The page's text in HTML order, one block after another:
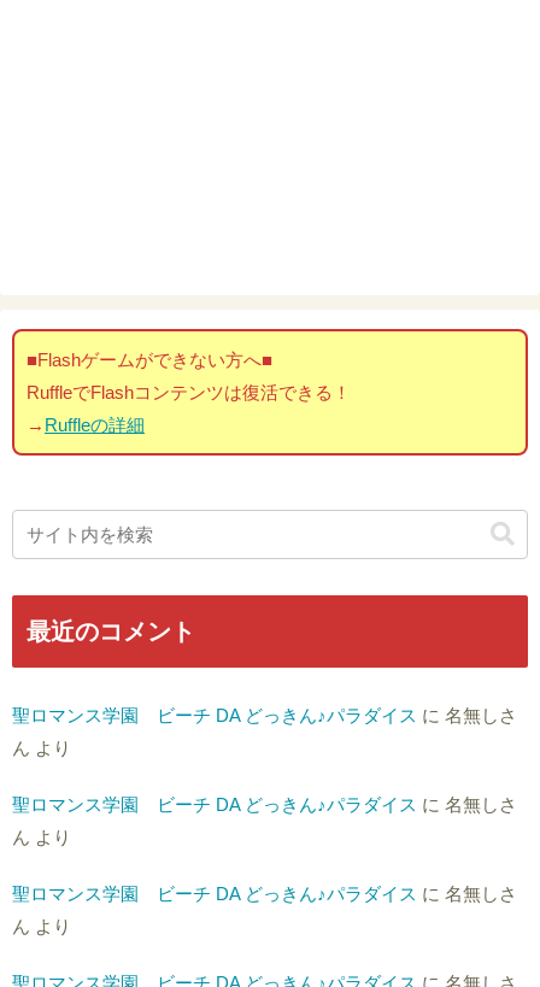
■Flashゲームができない方へ■
RuffleでFlashコンテンツは復活できる！
→ Ruffleの詳細
最近のコメント
聖ロマンス学園 ビーチ DA どっきん♪パラダイス に 名無しさ
ん より
聖ロマンス学園 ビーチ DA どっきん♪パラダイス に 名無しさ
ん より
聖ロマンス学園 ビーチ DA どっきん♪パラダイス に 名無しさ
ん より